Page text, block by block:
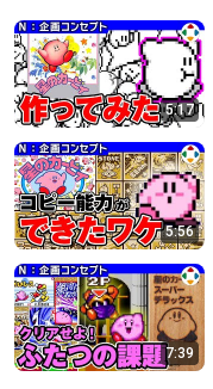
5:17
5:56
7:39